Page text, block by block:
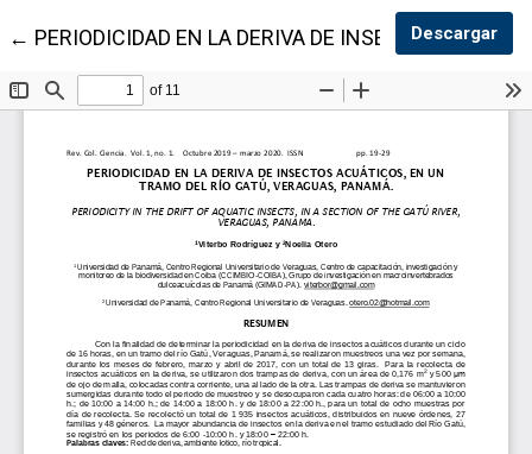
← Volver a los detalles del artículo
PERIODICIDAD EN LA DERIVA DE INSECTOSDescargar